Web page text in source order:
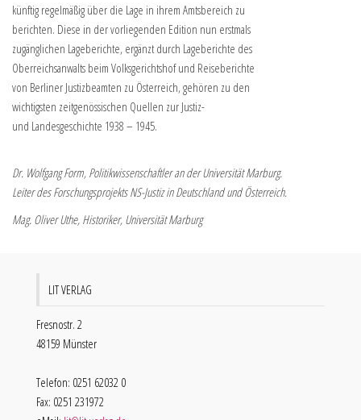
künftig regelmäßig über die Lage in ihrem Amtsbereich zu
berichten. Diese in der vorliegenden Edition nun erstmals
zugänglichen Lageberichte, ergänzt durch Lageberichte des
Oberreichsanwalts beim Volksgerichtshof und Reiseberichte
von Berliner Justizbeamten zu Österreich, gehören zu den
wichtigsten zeitgenössischen Quellen zur Justiz-
und Landesgeschichte 1938 – 1945.
Dr. Wolfgang Form, Politikwissenschaftler an der Universität Marburg.
Leiter des Forschungsprojekts NS-Justiz in Deutschland und Österreich.
Mag. Oliver Uthe, Historiker, Universität Marburg
LIT VERLAG
Fresnostr. 2
48159 Münster
Telefon: 0251 62032 0
Fax: 0251 231972